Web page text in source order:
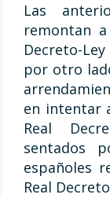
Las
remontan
Decreto-
por otro
en intentar
Real
sentados
españoles
Real